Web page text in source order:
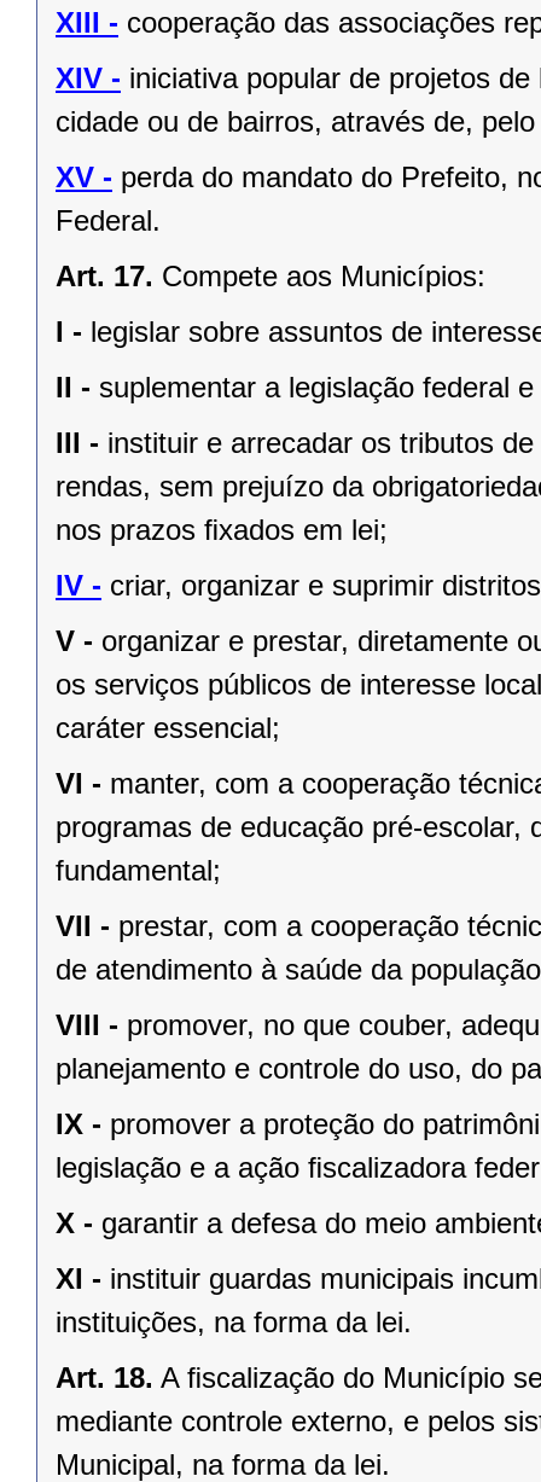
XIII - cooperação das associações
XIV - iniciativa popular de projetos
cidade ou de bairros, através de,
XV - perda do mandato do Prefeito,
Federal.
Art. 17. Compete aos Municípios:
I - legislar sobre assuntos de
II - suplementar a legislação federal
III - instituir e arrecadar os tributos
rendas, sem prejuízo da
nos prazos ﬁxados em lei;
IV - criar, organizar e suprimir
V - organizar e prestar, diretamente
os serviços públicos de interesse
caráter essencial;
VI - manter, com a cooperação
programas de educação pré-escolar,
fundamental;
VII - prestar, com a cooperação
de atendimento à saúde da
VIII - promover, no que couber,
planejamento e controle do uso, do
IX - promover a proteção do
legislação e a ação ﬁscalizadora
X - garantir a defesa do meio
XI - instituir guardas municipais
instituições, na forma da lei.
Art. 18. A ﬁscalização do Município
mediante controle externo, e pelos
Municipal, na forma da lei.